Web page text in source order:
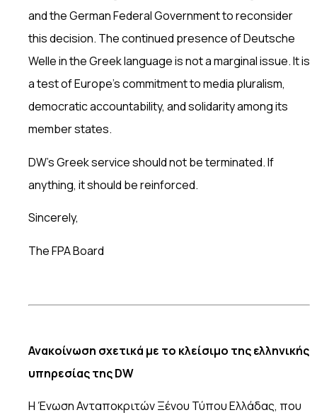
and the German Federal Government to reconsider
this decision. The continued presence of Deutsche
Welle in the Greek language is not a marginal issue. It is
a test of Europe’s commitment to media pluralism,
democratic accountability, and solidarity among its
member states.
DW’s Greek service should not be terminated. If
anything, it should be reinforced.
Sincerely,
The FPA Board
Ανακοίνωση σχετικά με το κλείσιμο της ελληνικής
υπηρεσίας τηςDW
Η Ένωση Ανταποκριτών Ξένου Τύπου Ελλάδας, που